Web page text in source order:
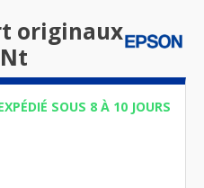
originaux
SOUS 8 À 10 JOURS